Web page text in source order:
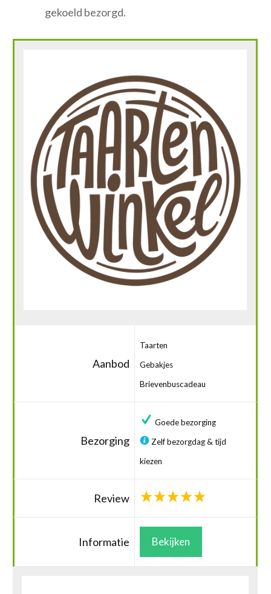
gekoeld bezorgd.
Aanbod
Taarten
Gebakjes
Brievenbuscadeau
Bezorging
Goede bezorging
Zelf bezorgdag & tijd
kiezen
Review
Informatie Bekijken